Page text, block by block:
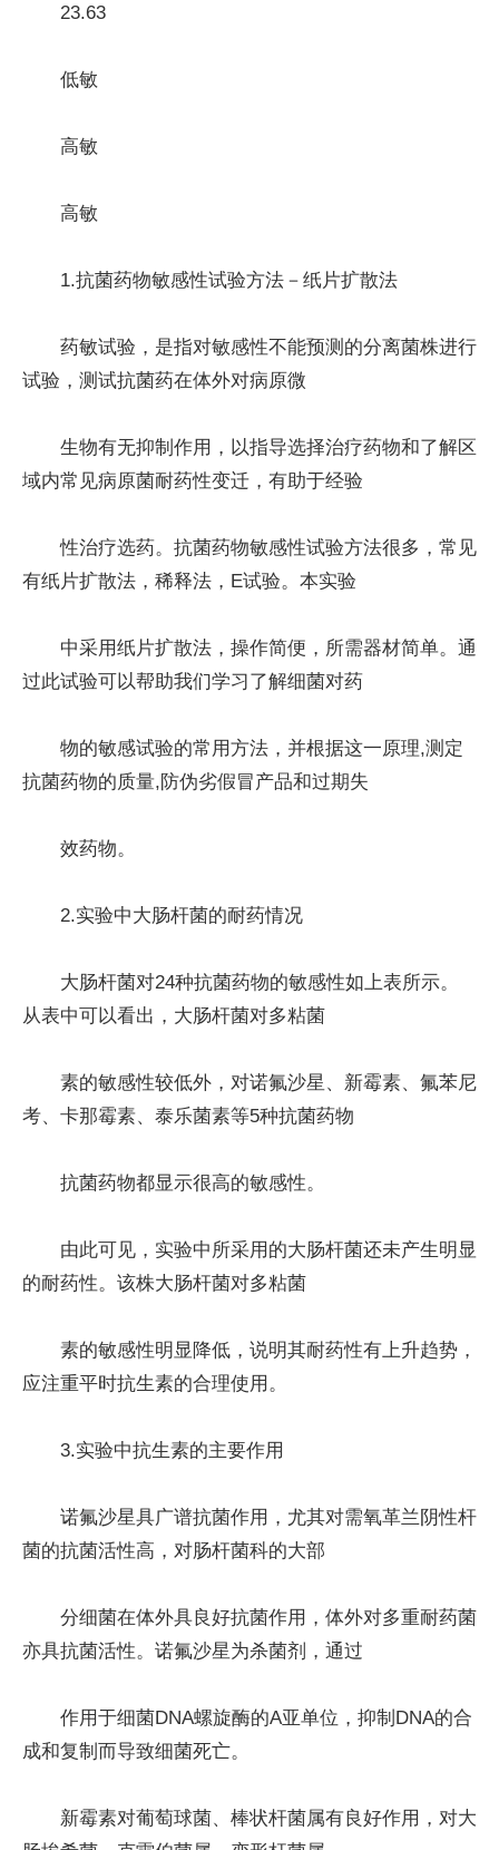
23.63
低敏
高敏
高敏
1.抗菌药物敏感性试验方法－纸片扩散法
药敏试验，是指对敏感性不能预测的分离菌株进行
试验，测试抗菌药在体外对病原微
生物有无抑制作用，以指导选择治疗药物和了解区
域内常见病原菌耐药性变迁，有助于经验
性治疗选药。抗菌药物敏感性试验方法很多，常见
有纸片扩散法，稀释法，E试验。本实验
中采用纸片扩散法，操作简便，所需器材简单。通
过此试验可以帮助我们学习了解细菌对药
物的敏感试验的常用方法，并根据这一原理,测定
抗菌药物的质量,防伪劣假冒产品和过期失
效药物。
2.实验中大肠杆菌的耐药情况
大肠杆菌对24种抗菌药物的敏感性如上表所示。
从表中可以看出，大肠杆菌对多粘菌
素的敏感性较低外，对诺氟沙星、新霉素、氟苯尼
考、卡那霉素、泰乐菌素等5种抗菌药物
抗菌药物都显示很高的敏感性。
由此可见，实验中所采用的大肠杆菌还未产生明显
的耐药性。该株大肠杆菌对多粘菌
素的敏感性明显降低，说明其耐药性有上升趋势，
应注重平时抗生素的合理使用。
3.实验中抗生素的主要作用
诺氟沙星具广谱抗菌作用，尤其对需氧革兰阴性杆
菌的抗菌活性高，对肠杆菌科的大部
分细菌在体外具良好抗菌作用，体外对多重耐药菌
亦具抗菌活性。诺氟沙星为杀菌剂，通过
作用于细菌DNA螺旋酶的A亚单位，抑制DNA的合
成和复制而导致细菌死亡。
新霉素对葡萄球菌、棒状杆菌属有良好作用，对大